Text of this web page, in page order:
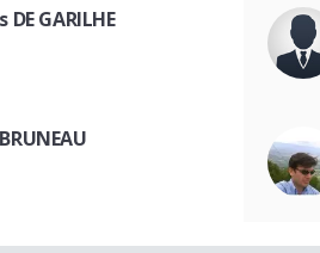
DE GARILHE